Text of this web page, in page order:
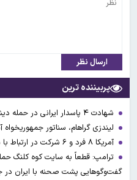
ارسال نظر
پربیننده ترین
شهادت ۴ پاسدار ایرانی در حمله دیشب آمریکت و عربستان به عراق
لیندزی گراهام، سناتور
آمریکا ۸ فرد و ۶ شرکت در ارتباط با دولت ایران را تحریم کرد
ترامپ: قطعاً به سایت کوه کلنگ
گفت‌وگوهایی پشت صحنه با ایران در